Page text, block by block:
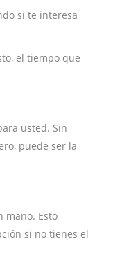
si te interesa
el tiempo que
usted. Sin
puede ser la
mano. Esto
si no tienes el